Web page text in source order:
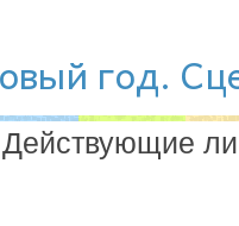
год.
Действующие